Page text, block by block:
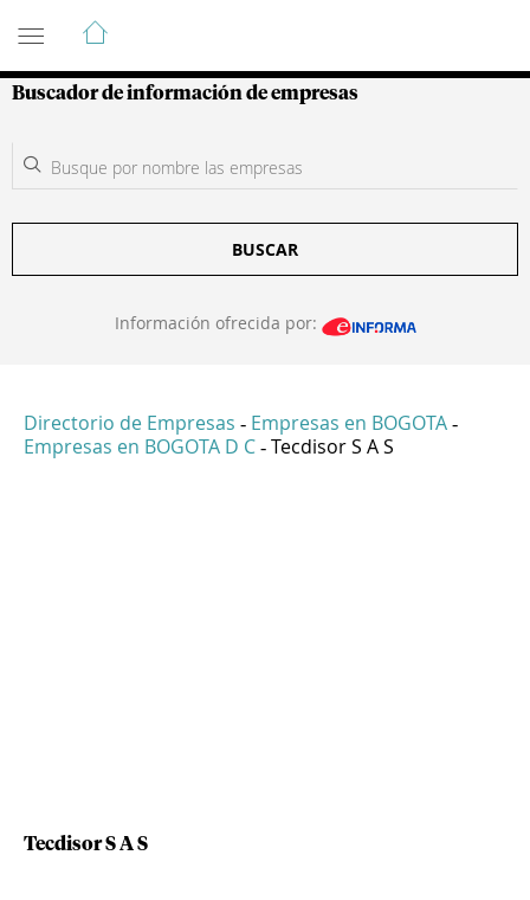
Guía de Empresas Colombianas
Buscador de información de empresas
BUSCAR
Información ofrecida por:
Directorio de Empresas - Empresas en BOGOTA -
Empresas en BOGOTA D C - Tecdisor S A S
Tecdisor S A S